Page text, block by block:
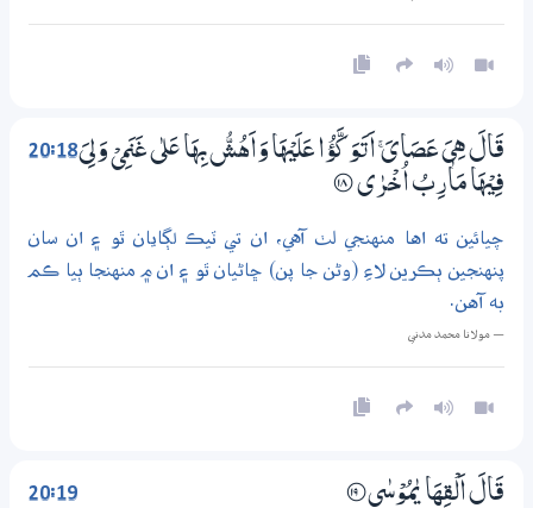
20:18قَالَ هِىَ عَصَايَ ۚ اَتَـوَكَّؤُا عَلَيْهَا وَاَهُشُّ بِهَا عَلٰي غَنَمِيْ وَلِيَ
فِيْهَا مَاٰرِبُ اُخْرٰى ؀18
چيائين ته اها منهنجي لٺ آهي، ان تي ٽيڪ لڳايان ٿو ۽ ان سان
پنهنجين ٻڪرين لاءِ (وڻن جا پن) ڇاڻيان ٿو ۽ ان ۾ منهنجا ٻيا ڪم
به آهن.
— مولانا محمد مدني
20:19 قَالَ اَلْقِهَا يٰمُوْسٰى ؁19